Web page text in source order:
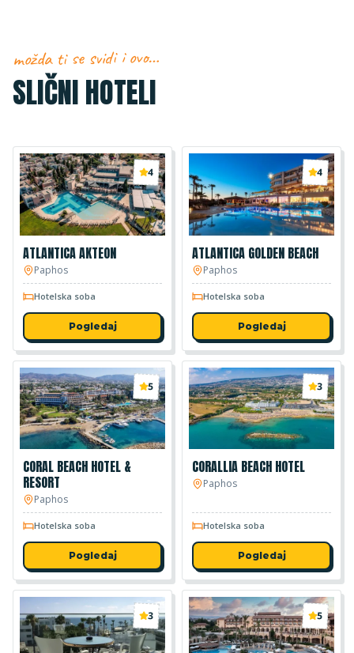
možda ti se svidi i ovo…
SLIČNI HOTELI
4
ATLANTICA AKTEON
Paphos
Hotelska soba
Pogledaj
4
ATLANTICA GOLDEN BEACH
Paphos
Hotelska soba
Pogledaj
5
CORAL BEACH HOTEL &
RESORT
Paphos
Hotelska soba
Pogledaj
3
CORALLIA BEACH HOTEL
Paphos
Hotelska soba
Pogledaj
3 5